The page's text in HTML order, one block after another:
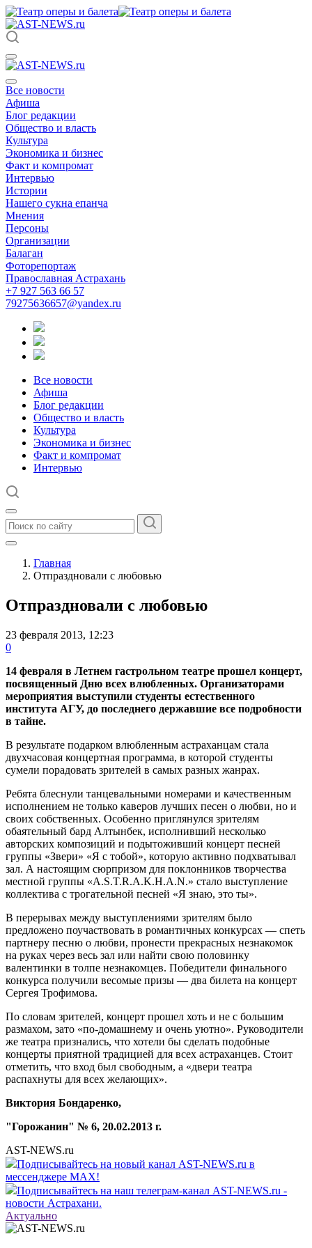
Все новости
Афиша
Блог редакции
Общество и власть
Культура
Экономика и бизнес
Факт и компромат
Интервью
Истории
Нашего сукна епанча
Мнения
Персоны
Организации
Балаган
Фоторепортаж
Православная Астрахань
+7 927 563 66 57
79275636657@yandex.ru
Все новости
Афиша
Блог редакции
Общество и власть
Культура
Экономика и бизнес
Факт и компромат
Интервью
Главная
Отпраздновали с любовью
Отпраздновали с любовью
23 февраля 2013, 12:23
0
14 февраля в Летнем гастрольном театре прошел концерт,
посвященный Дню всех влюбленных. Организаторами
мероприятия выступили студенты естественного
института АГУ, до последнего державшие все подробности
в тайне.
В результате подарком влюбленным астраханцам стала
двухчасовая концертная программа, в которой студенты
сумели порадовать зрителей в самых разных жанрах.
Ребята блеснули танцевальными номерами и качественным
исполнением не только каверов лучших песен о любви, но и
своих собственных. Особенно приглянулся зрителям
обаятельный бард Алтынбек, исполнивший несколько
авторских композиций и подытоживший концерт песней
группы «Звери» «Я с тобой», которую активно подхватывал
зал. А настоящим сюрпризом для поклонников творчества
местной группы «A.S.T.R.A.K.H.A.N.» стало выступление
коллектива с трогательной песней «Я знаю, это ты».
В перерывах между выступлениями зрителям было
предложено поучаствовать в романтичных конкурсах — спеть
партнеру песню о любви, пронести прекрасных незнакомок
на руках через весь зал или найти свою половинку
валентинки в толпе незнакомцев. Победители финального
конкурса получили весомые призы — два билета на концерт
Сергея Трофимова.
По словам зрителей, концерт прошел хоть и не с большим
размахом, зато «по-домашнему и очень уютно». Руководители
же театра признались, что хотели бы сделать подобные
концерты приятной традицией для всех астраханцев. Стоит
отметить, что вход был свободным, а «двери театра
распахнуты для всех желающих».
Виктория Бондаренко,
"Горожанин" № 6, 20.02.2013 г.
AST-NEWS.ru
Подписывайтесь на новый канал AST-NEWS.ru в
мессенджере MAX!
Подписывайтесь на наш телеграм-канал AST-NEWS.ru -
новости Астрахани.
Актуально